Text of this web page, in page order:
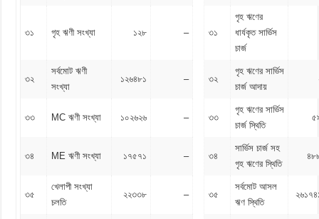
৩১ গৃহ ঋণী সংখ্যা ১২৮ – ৩১
গৃহ ঋণের
ধার্যকৃত সার্ভিস
চার্জ
৩২
সর্বমোট ঋণী
সংখ্যা
১২৬৪৮১ – ৩২
গৃহ ঋণের সার্ভিস
চার্জ আদায়
৩৩ MC ঋণী সংখ্যা ১০২৬২৬ – ৩৩
গৃহ ঋণের সার্ভিস
চার্জ স্থিতি
৩৪ ME ঋণী সংখ্যা ১৭৫৭১ – ৩৪
সার্ভিস চার্জ সহ
গৃহ ঋণের স্থিতি
৩৫
খেলাপী সংখ্যা
চলতি
২২৩৩৮ – ৩৫
সর্বমোট আসল
ঋণ স্থিতি